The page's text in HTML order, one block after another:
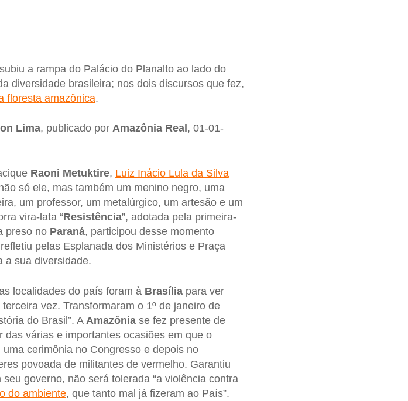
a rampa do Palácio do Planalto ao lado do
diversidade brasileira; nos dois discursos que fez,
floresta amazônica.
Lima, publicado por Amazônia Real , 01-01-
Raoni Metuktire, Luiz Inácio Lula da Silva
só ele, mas também um menino negro, uma
um professor, um metalúrgico, um artesão e um
vira-lata “Resistência”, adotada pela primeira-
preso no Paraná, participou desse momento
pelas Esplanada dos Ministérios e Praça
a sua diversidade.
localidades do país foram à Brasíliapara ver
vez. Transformaram o 1º de janeiro de
do Brasil”. A Amazôniase fez presente de
das várias e importantes ocasiões em que o
cerimônia no Congresso e depois no
povoada de militantes de vermelho. Garantiu
governo, não será tolerada “a violência contra
do ambiente, que tanto mal já fizeram ao País”.